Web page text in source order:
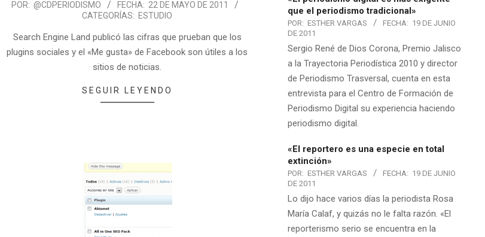
POR: @CDPERIODISMO FECHA: 22 DE MAYO DE 2011
CATEGORÍAS: ESTUDIO
Search Engine Land publicó las cifras que prueban que los
plugins sociales y el «Me gusta» de Facebook son útiles a los
sitios de noticias.
SEGUIR LEYENDO
que el periodismo tradicional»
POR: ESTHER VARGAS FECHA: 19 DE JUNIO
DE 2011
Sergio René de Dios Corona, Premio Jalisco
a la Trayectoria Periodística 2010 y director
de Periodismo Trasversal, cuenta en esta
entrevista para el Centro de Formación de
Periodismo Digital su experiencia haciendo
periodismo digital.
«El reportero es una especie en total
extinción»
POR: ESTHER VARGAS FECHA: 19 DE JUNIO
DE 2011
Lo dijo hace varios días la periodista Rosa
María Calaf, y quizás no le falta razón. «El
reporterismo serio se encuentra en la